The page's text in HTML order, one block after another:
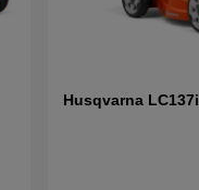
Husqvarna LC137i